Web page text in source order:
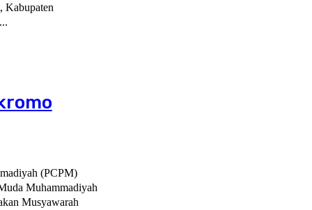
Kabupaten
(PCPM)
Muhammadiyah
Musyawarah